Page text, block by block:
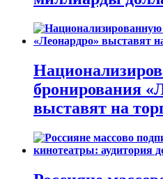
бронирования
выставят на